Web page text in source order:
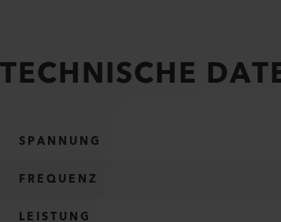
TECHNISCHE
SPANNUNG
FREQUENZ
LEISTUNG